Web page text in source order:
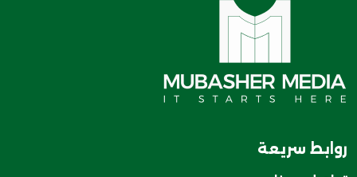
روابط سريعة